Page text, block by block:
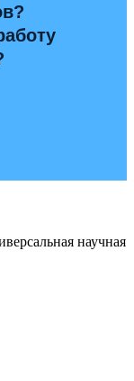
научная